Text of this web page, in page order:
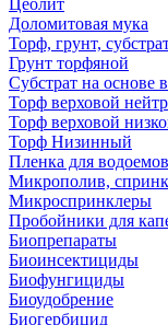
Цеолит
Доломитовая мука
Торф, грунт,
Грунт торфяной
Субстрат на основе
Торф верховой
Торф верховой
Торф Низинный
Пленка для водоемов
Микрополив,
Микроспринклеры
Пробойники для
Биопрепараты
Биоинсектициды
Биофунгициды
Биоудобрение
Биогербицид